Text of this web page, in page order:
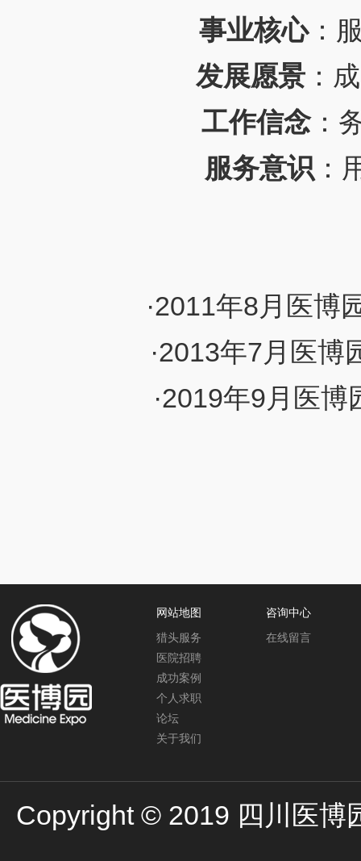
事业核心：
发展愿景 ：
工作信念
服务意识
·2011年8月医
·2013年7月医
·2019年9月
网站地图
猎头服务
医院招聘
成功案例
个人求职
论坛
关于我们
咨询中心
在线留言
Copyright © 2019 四川医